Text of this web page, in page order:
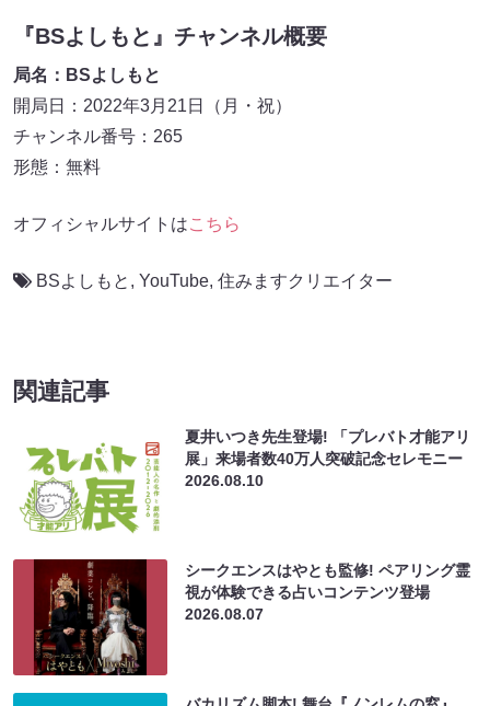
『BSよしもと』チャンネル概要
局名：BSよしもと
開局日：2022年3月21日（月・祝）
チャンネル番号：265
形態：無料
オフィシャルサイトはこちら
BSよしもと , YouTube, 住みますクリエイター
関連記事
夏井いつき先生登場! 「プレバト才能アリ
展」来場者数40万人突破記念セレモニー
2026.08.10
シークエンスはやとも監修! ペアリング霊
視が体験できる占いコンテンツ登場
2026.08.07